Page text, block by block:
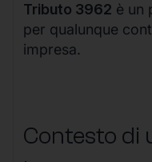
Tributo 3962 è un
per qualunque
impresa.
Contesto di